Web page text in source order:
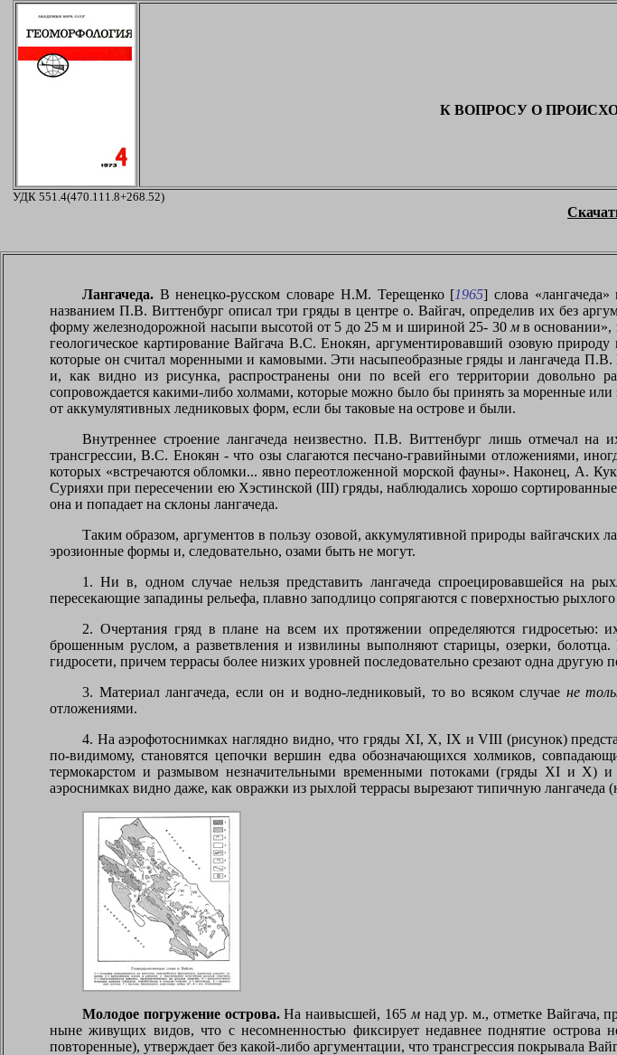
К ВОПРОСУ О
УДК 551.4(470.111.8+268.52)
Лангачеда. В ненецко-русском словаре Н.М. Терещенко [1965] слова
названием П.В. Виттенбург описал три гряды в центре о. Вайгач, определив их без
форму железнодорожной насыпи высотой от 5 до 25 м и шириной 25- 30 м в основании»,
геологическое картирование Вайгача В.С. Енокян, аргументировавший озовую
которые он считал моренными и камовыми. Эти насыпеобразные гряды и лангачеда П.В.
и, как видно из рисунка, распространены они по всей его территории довольно
сопровождается какими-либо холмами, которые можно было бы принять за моренные
от аккумулятивных ледниковых форм, если бы таковые на острове и были.
Внутреннее строение лангачеда неизвестно. П.В. Виттенбург лишь отмечал на
трансгрессии, В.С. Енокян - что озы слагаются песчано-гравийными отложениями,
которых «встречаются обломки... явно переотложенной морской фауны». Наконец, А.
Сурияхи при пересечении ею Хэстинской (III) гряды, наблюдались хорошо
она и попадает на склоны лангачеда.
Таким образом, аргументов в пользу озовой, аккумулятивной природы вайгачских
эрозионные формы и, следовательно, озами быть не могут.
1. Ни в, одном случае нельзя представить лангачеда спроецировавшейся на
пересекающие западины рельефа, плавно заподлицо сопрягаются с поверхностью
2. Очертания гряд в плане на всем их протяжении определяются гидросетью:
брошенным руслом, а разветвления и извилины выполняют старицы, озерки,
гидросети, причем террасы более низких уровней последовательно срезают одна другую
3. Материал лангачеда, если он и водно-ледниковый, то во всяком случае не
отложениями.
4. На аэрофотоснимках наглядно видно, что гряды XI, X, IX иVIII (рисунок)
по-видимому, становятся цепочки вершин едва обозначающихся холмиков,
термокарстом и размывом незначительными временными потоками (гряды XI и X)и
аэроснимках видно даже, как овражки из рыхлой террасы вырезают типичную лангачеда
Молодое погружение острова.На наивысшей, 165 м над ур. м., отметке Вайгача,
ныне живущих видов, что с несомненностью фиксирует недавнее поднятие острова
повторенные), утверждает без какой-либо аргументации, что трансгрессия покрывала